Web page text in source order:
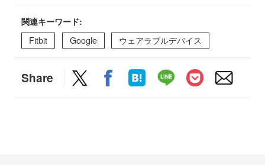
関連キーワード:
Fitbit
Google ウェアラブルデバイス
Share